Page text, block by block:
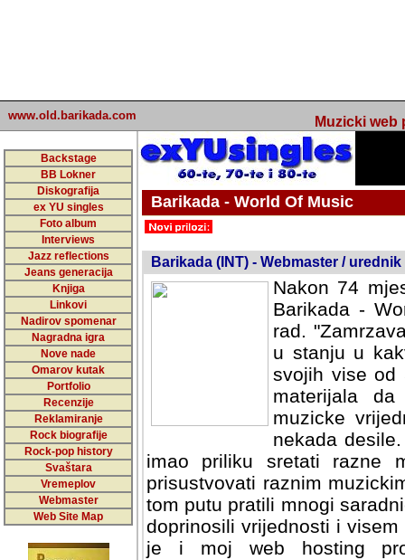
www.old.barikada.com Muzicki web
Backstage
BB Lokner
Diskografija
ex YU singles
Foto album
Interviews
Jazz reflections
Jeans generacija
Knjiga
Linkovi
Nadirov spomenar
Nagradna igra
Nove nade
Omarov kutak
Portfolio
Recenzije
Reklamiranje
Rock biografije
Rock-pop history
Svaštara
Vremeplov
Webmaster
Web Site Map
Barikada - World Of Music
Barikada (INT) - Webmaster / urednik
Nakon 74
Barikada -
rad.
u stanju u
svojih vise od
materijala
muzicke
nekada
imao priliku sretati razne
prisustvovati raznim
tom putu pratili mnogi
doprinosili vrijednosti i
je i moj web hosting